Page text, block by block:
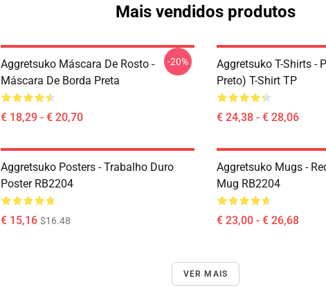
Mais vendidos produtos
Aggretsuko Máscara De Rosto -
Máscara De Borda Preta
€ 18,29 - € 20,70
-20%
Aggretsuko T-Shirts -
Preto) T-Shirt TP
€ 24,38 - € 28,06
Aggretsuko Posters - Trabalho Duro
Poster RB2204
€ 15,16 $16.48
Aggretsuko Mugs -
Mug RB2204
€ 23,00 - € 26,68
VER MAIS